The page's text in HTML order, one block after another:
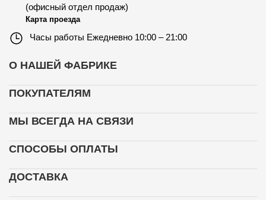
(офисный отдел продаж)
Карта проезда
Часы работы Ежедневно 10:00 – 21:00
О НАШЕЙ ФАБРИКЕ
ПОКУПАТЕЛЯМ
МЫ ВСЕГДА НА СВЯЗИ
СПОСОБЫ ОПЛАТЫ
ДОСТАВКА